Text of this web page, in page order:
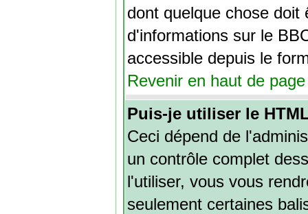
dont quelque chose
d'informations sur le
accessible depuis le
Revenir en haut de page
Puis-je utiliser le
Ceci dépend de
un contrôle complet
l'utiliser, vous vous
seulement certaines